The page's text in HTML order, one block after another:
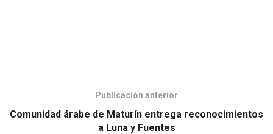
Publicación anterior
Comunidad árabe de Maturín entrega reconocimientos
a Luna y Fuentes